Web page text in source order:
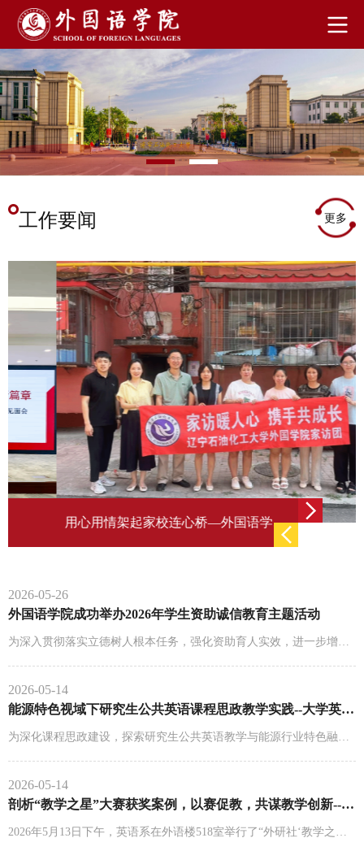
工作要闻 更多
用心用情架起家校连心桥—外国语学院开展暑期家访活动
2026-05-26
外国语学院成功举办2026年学生资助诚信教育主题活动
为深入贯彻落实立德树人根本任务，强化资助育人实效，进一步增强学生诚信意识、金融安全防范能力与反诈...
2026-05-14
能源特色视域下研究生公共英语课程思政教学实践--大学英语第...
为深化课程思政建设，探索研究生公共英语教学与能源行业特色融合路径。2026年5月13日下午，大学英语第四...
2026-05-14
剖析“教学之星”大赛获奖案例，以赛促教，共谋教学创新--英...
2026年5月13日下午，英语系在外语楼518室举行了“外研社‘教学之星’大赛获奖案例深度剖析与借鉴”教研...